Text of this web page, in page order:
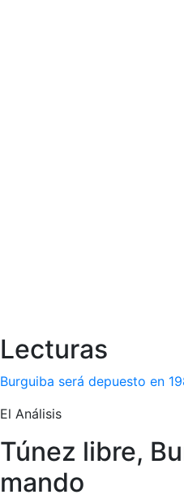
Lecturas
Burguiba será depuesto en
El Análisis
Túnez libre,
mando